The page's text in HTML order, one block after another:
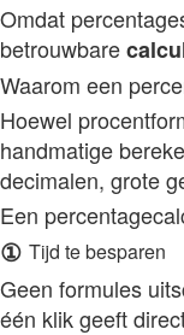
Omdat
betrouwbare
Waarom een
Hoewel
handmatige
decimalen, grote
Een
① Tijd te besparen
Geen formules
één klik geeft